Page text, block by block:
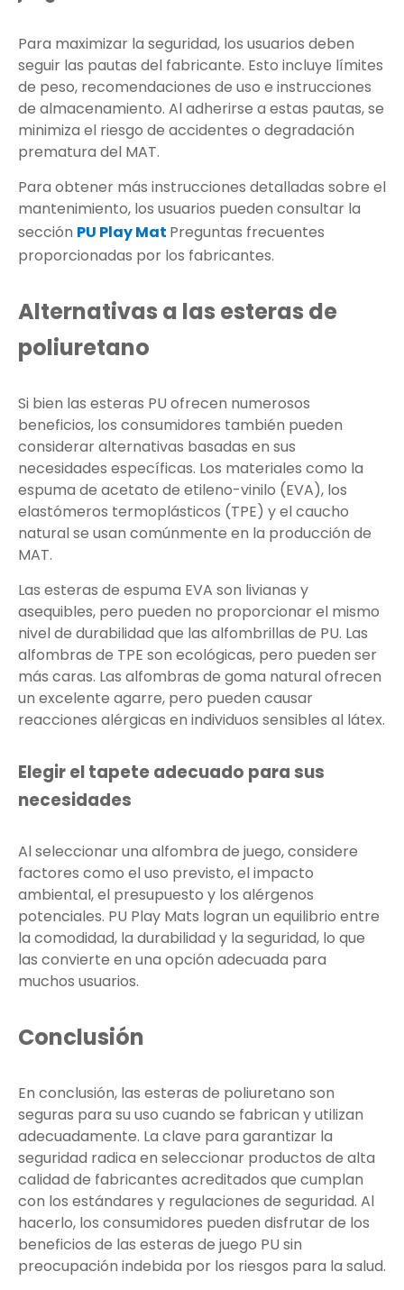
Para maximizar la seguridad, los usuarios deben
seguir las pautas del fabricante. Esto incluye límites
de peso, recomendaciones de uso e instrucciones
de almacenamiento. Al adherirse a estas pautas, se
minimiza el riesgo de accidentes o degradación
prematura del MAT.
Para obtener más instrucciones detalladas sobre el
mantenimiento, los usuarios pueden consultar la
sección PU Play Mat Preguntas frecuentes
proporcionadas por los fabricantes.
Alternativas a las esteras de
poliuretano
Si bien las esteras PU ofrecen numerosos
beneficios, los consumidores también pueden
considerar alternativas basadas en sus
necesidades específicas. Los materiales como la
espuma de acetato de etileno-vinilo (EVA), los
elastómeros termoplásticos (TPE) y el caucho
natural se usan comúnmente en la producción de
MAT.
Las esteras de espuma EVA son livianas y
asequibles, pero pueden no proporcionar el mismo
nivel de durabilidad que las alfombrillas de PU. Las
alfombras de TPE son ecológicas, pero pueden ser
más caras. Las alfombras de goma natural ofrecen
un excelente agarre, pero pueden causar
reacciones alérgicas en individuos sensibles al látex.
Elegir el tapete adecuado para sus
necesidades
Al seleccionar una alfombra de juego, considere
factores como el uso previsto, el impacto
ambiental, el presupuesto y los alérgenos
potenciales. PU Play Mats logran un equilibrio entre
la comodidad, la durabilidad y la seguridad, lo que
las convierte en una opción adecuada para
muchos usuarios.
Conclusión
En conclusión, las esteras de poliuretano son
seguras para su uso cuando se fabrican y utilizan
adecuadamente. La clave para garantizar la
seguridad radica en seleccionar productos de alta
calidad de fabricantes acreditados que cumplan
con los estándares y regulaciones de seguridad. Al
hacerlo, los consumidores pueden disfrutar de los
beneficios de las esteras de juego PU sin
preocupación indebida por los riesgos para la salud.